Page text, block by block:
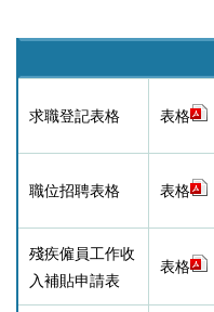
求職登記表格 表格
職位招聘表格 表格
殘疾僱員工作收
入補貼申請表
表格